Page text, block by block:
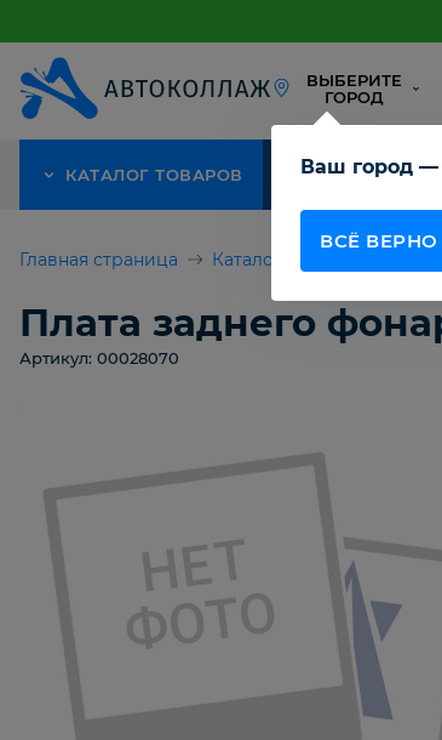
ВЫБЕРИТЕ
ГОРОД
Ваш город —
ВСЁ ВЕРНО
КАТАЛОГ ТОВАРОВ АКЦИЯ О
Главная страница Каталог товаров
Плата заднего
Артикул: 00028070